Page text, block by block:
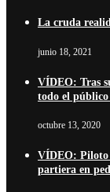
La cruda
junio 18, 2021
VÍDEO: Tras
todo el
octubre 13, 2020
VÍDEO: Piloto
partiera en